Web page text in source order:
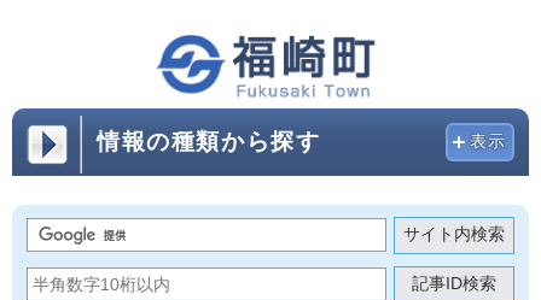
情報の種類から探す 表示
サイト内検索
記事ID検索